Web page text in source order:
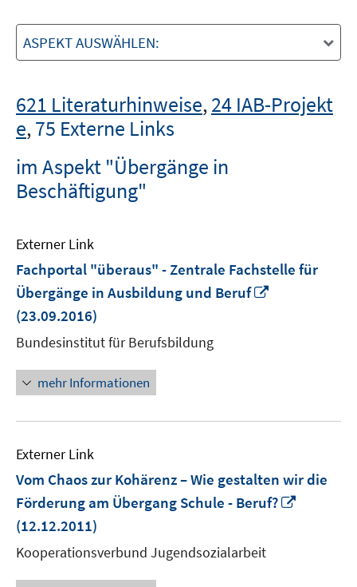
ASPEKT AUSWÄHLEN:
621 Literaturhinweise,24 IAB-Projekt
e,75 Externe Links
im Aspekt "Übergänge in
Beschäftigung"
Externer Link
Fachportal "überaus" - Zentrale Fachstelle für
Übergänge in Ausbildung und Beruf
(23.09.2016)
Bundesinstitut für Berufsbildung
mehr Informationen
Externer Link
Vom Chaos zur Kohärenz – Wie gestalten wir die
Förderung am Übergang Schule - Beruf?
(12.12.2011)
Kooperationsverbund Jugendsozialarbeit